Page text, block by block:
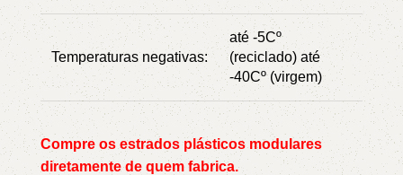
Temperaturas negativas:
até -5Cº
(reciclado) até
-40Cº (virgem)
Compre os estrados plásticos modulares
diretamente de quem fabrica.